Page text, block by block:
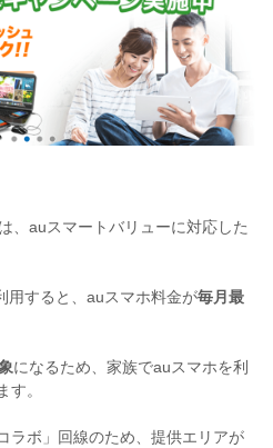
、auスマートバリューに対応した
用すると、auスマホ料金が毎月最
になるため、家族でauスマホを利
す。
ラボ」回線のため、提供エリアが